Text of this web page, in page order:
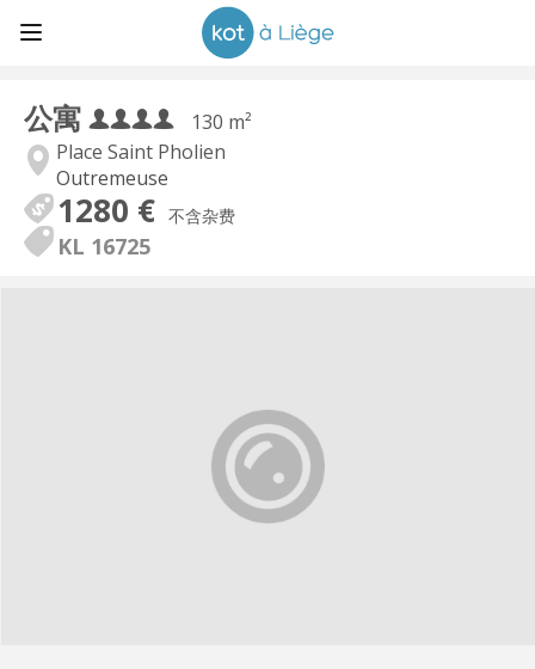
公寓
130 m²
Place Saint Pholien
Outremeuse
1280 € 不含杂费
KL 16725